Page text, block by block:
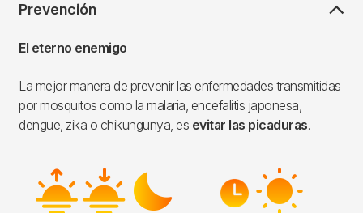
Prevención
El eterno enemigo
La mejor manera de prevenir las enfermedades transmitidas
por mosquitos como la malaria, encefalitis japonesa,
dengue, zika o chikungunya, es evitar las picaduras.
Imagen